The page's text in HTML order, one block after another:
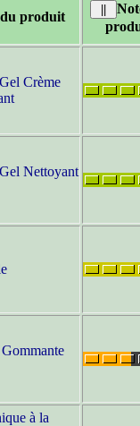
produit
Crème
Nettoyant
à la